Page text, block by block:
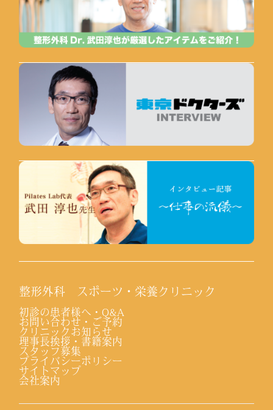
整形外科 スポーツ・栄養クリニック
初診の患者様へ・Q&A
お問い合わせ・ご予約
クリニックお知らせ
理事長挨拶・書籍案内
スタッフ募集
プライバシーポリシー
サイトマップ
会社案内